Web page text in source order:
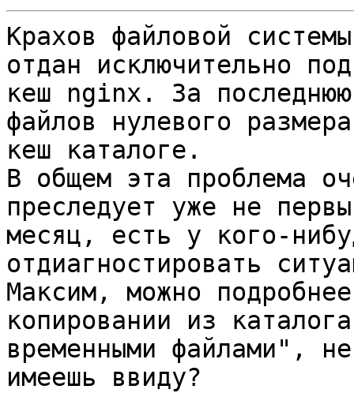
Крахов файловой
отдан исключительно под
кеш nginx. За
файлов нулевого
кеш каталоге.
В общем эта проблема
преследует уже не
месяц, есть у кого-
отдиагностировать
Максим, можно
копировании из
временными файлами",
имеешь ввиду?